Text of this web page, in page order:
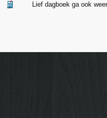
Lief dagboek ga ook